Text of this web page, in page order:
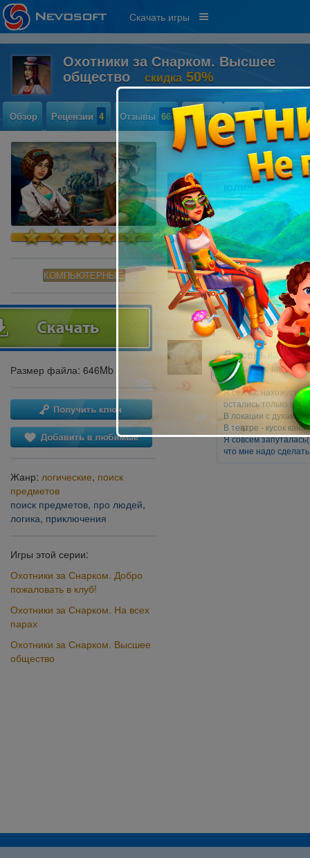
Скачать игры
Охотники за Снарком. Высшее
общество
скидка 50%
Обзор Рецензии 4 Отзывы 66 Прохождение 3
КОМПЬЮТЕРНЫЕ
Размер файла: 646Mb
Жанр: логические, поиск
предметов
поиск предметов, про людей,
логика, приключения
Игры этой серии:
Охотники за Снарком. Добро
пожаловать в клуб!
Охотники за Снарком. На всех
парах
Охотники за Снарком. Высшее
общество
юлия
как расставить у
Люсенька)
Роксолана, спасибо
Но без куска
Люсенька)
Уважаемые игроки
Я сейчас нахожусть
остались только
В локации с духами -
В театре - кусок
Я совсем запуталась(
что мне надо